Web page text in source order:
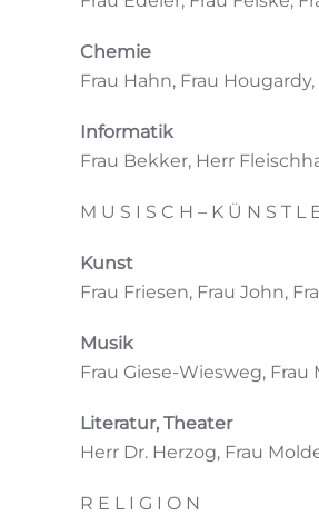
Chemie
Frau Hahn, Frau
Informatik
Frau Bekker, Herr
M U S I S C H – K Ü N S T L
Kunst
Frau Friesen, Frau John,
Musik
Frau Giese-Wiesweg,
Literatur, Theater
Herr Dr. Herzog, Frau
R E L I G I O N